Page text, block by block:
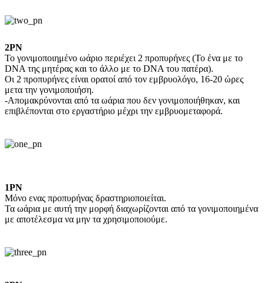
2PN
Το γονιμοποιημένο ωάριο περιέχει 2 προπυρήνες (Το ένα με το
DNA της μητέρας και το άλλο με το DNA του πατέρα).
Οι 2 προπυρήνες είναι ορατoί από τον εμβρυολόγο, 16-20 ώρες
μετα την γονιμοποιήση.
-Απομακρύνονται από τα ωάρια που δεν γονιμοποιήθηκαν, και
επιβλέπονται στο εργαστήριο μέχρι την εμβρυομεταφορά.
1PN
Μόνο ενας προπυρήνας δραστηριοποιείται.
Τα ωάρια με αυτή την μορφή διαχωρίζονται από τα γονιμοποιημένα
με αποτέλεσμα να μην τα χρησιμοποιούμε.